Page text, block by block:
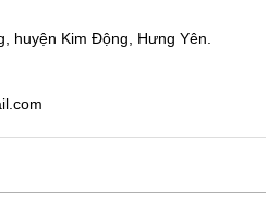
huyện Kim Động, Hưng Yên.